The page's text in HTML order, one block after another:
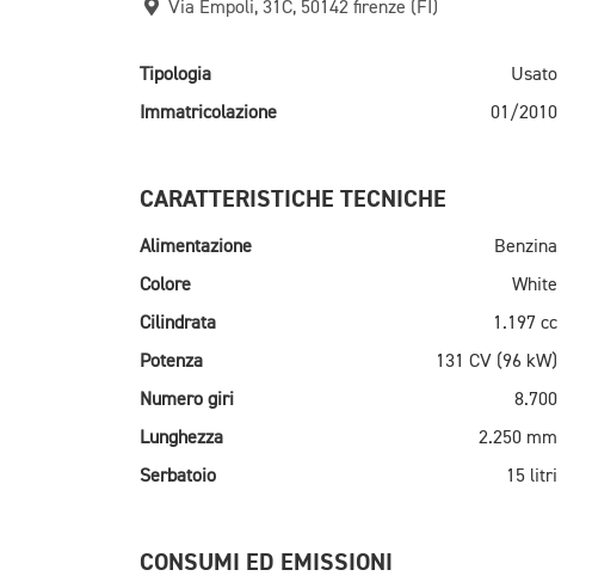
Via Empoli, 31C, 50142 firenze (FI)
Tipologia Usato
Immatricolazione
01/2010
CARATTERISTICHE TECNICHE
Alimentazione Benzina
Colore
White
Cilindrata
1.197 cc
Potenza
131 CV (96 kW)
Numero giri
8.700
Lunghezza
2.250 mm
Serbatoio
15 litri
CONSUMI ED EMISSIONI